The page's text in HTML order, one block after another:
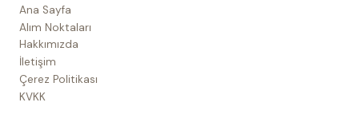
Ana Sayfa
Alım Noktaları
Hakkımızda
İletişim
Çerez Politikası
KVKK